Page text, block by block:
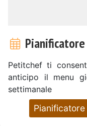
Petitchef ti
anticipo il menu
settimanale